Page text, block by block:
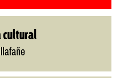
cultural